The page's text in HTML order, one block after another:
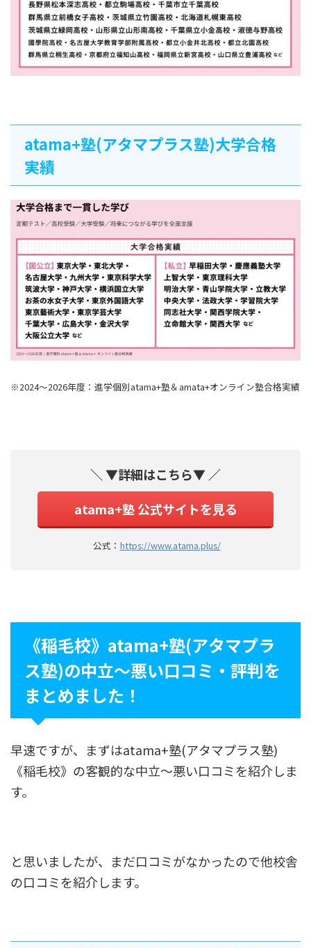
atama+塾(アタマプラス塾)大学合格
実績
※2024～2026年度：進学個別atama+塾＆amata+オンライン塾合格実績
＼ ▼詳細はこちら▼ ／
atama+塾 公式サイトを見る
公式： https://www.atama.plus/
《稲毛校》atama+塾(アタマプラ
ス塾)の中立〜悪い口コミ・評判を
まとめました！
早速ですが、まずはatama+塾(アタマプラス塾)
《稲毛校》の客観的な中立〜悪い口コミを紹介しま
す。
と思いましたが、まだ口コミがなかったので他校舎
の口コミを紹介します。